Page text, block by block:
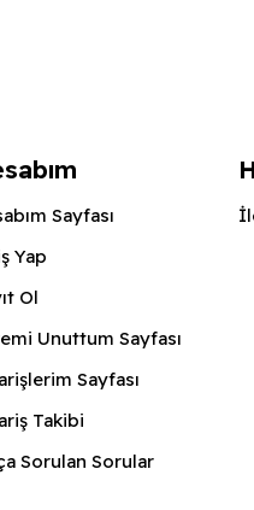
Sayfası
Yap
Ol
Unuttum Sayfası
Sayfası
Takibi
Sorulan Sorular